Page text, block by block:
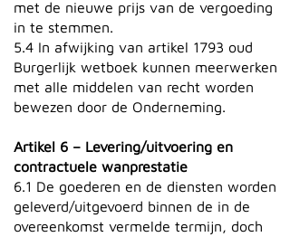
met de nieuwe prijs van de vergoeding
in te stemmen.
5.4 In afwijking van artikel 1793 oud
Burgerlijk wetboek kunnen meerwerken
met alle middelen van recht worden
bewezen door de Onderneming.
Artikel 6 – Levering/uitvoering en
contractuele wanprestatie
6.1 De goederen en de diensten worden
geleverd/uitgevoerd binnen de in de
overeenkomst vermelde termijn, doch